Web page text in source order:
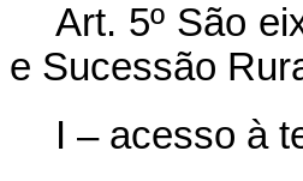
Art. 5ºSão
e Sucessão
I – acesso à